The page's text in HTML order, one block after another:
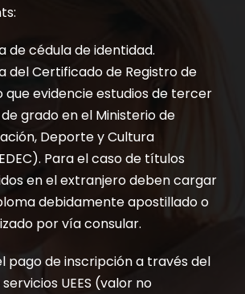
de cédula de identidad.
del Certificado de Registro de
que evidencie estudios de tercer
grado en el Ministerio de
Deporte y Cultura
Para el caso de títulos
en el extranjero deben cargar
debidamente apostillado o
por vía consular.
pago de inscripción a través del
UEES (valor no